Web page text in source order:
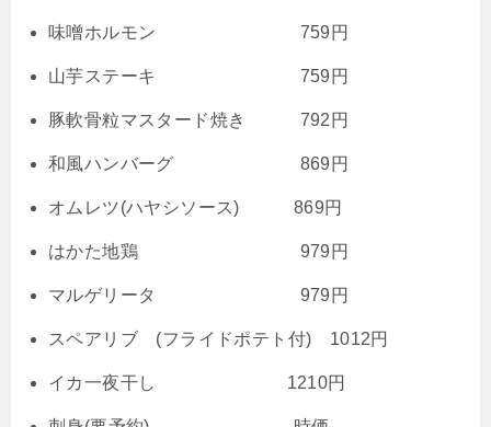
味噌ホルモン 759円
山芋ステーキ 759円
豚軟骨粒マスタード焼き 792円
和風ハンバーグ 869円
オムレツ(ハヤシソース) 869円
はかた地鶏 979円
マルゲリータ 979円
スペアリブ (フライドポテト付) 1012円
イカ一夜干し 1210円